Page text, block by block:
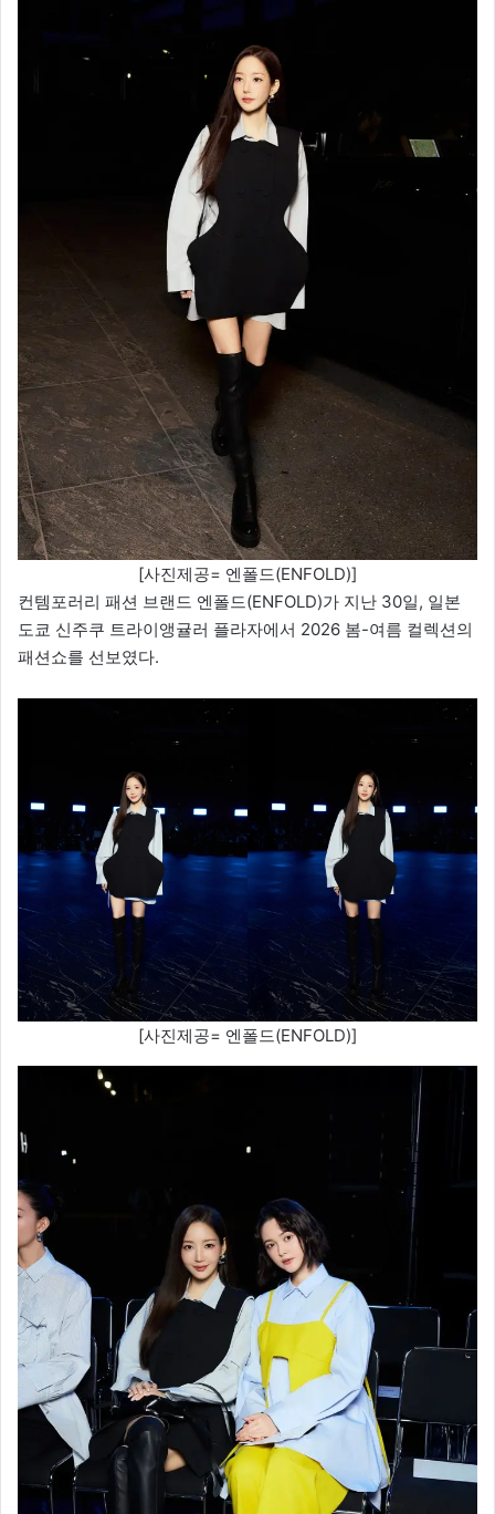
[사진제공= 엔폴드(ENFOLD)]
컨템포러리 패션 브랜드 엔폴드(ENFOLD)가 지난 30일, 일본
도쿄 신주쿠 트라이앵귤러 플라자에서 2026 봄-여름 컬렉션의
패션쇼를 선보였다.
[사진제공= 엔폴드(ENFOLD)]